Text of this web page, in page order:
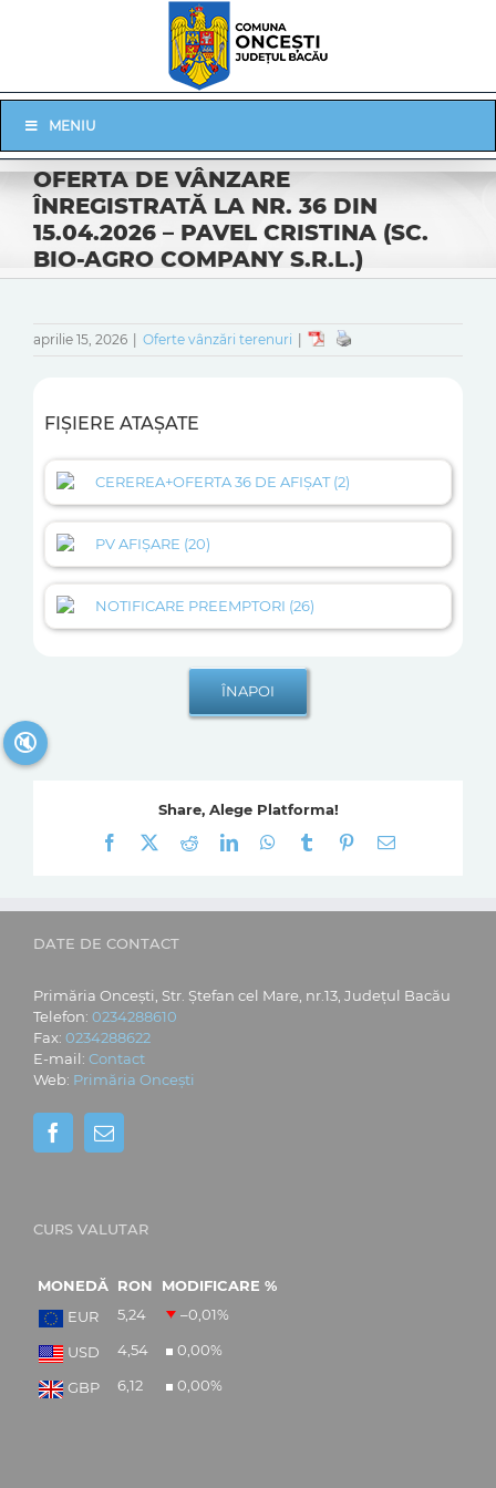
Navigation
MENIU
OFERTA DE VÂNZARE
ÎNREGISTRATĂ LA NR. 36 DIN
15.04.2026 – PAVEL CRISTINA (SC.
BIO-AGRO COMPANY S.R.L.)
aprilie 15, 2026 Oferte vânzări terenuri
FIȘIERE ATAȘATE
CEREREA+OFERTA 36 DE AFIȘAT (2)
PV AFIȘARE (20)
NOTIFICARE PREEMPTORI (26)
Share, Alege Platforma!
Facebook
RedditLinkedInWhatsApp
Tumblr Pinterest
E-
DATE DE CONTACT
Primăria Oncești, Str. Ștefan cel Mare, nr.13, Județul Bacău
Telefon: 0234288610
Fax: 0234288622
E-mail: Contact
Web: Primăria Oncești
CURS VALUTAR
MONEDĂ RON
MODIFICARE %
EUR
5,24 –0,01%
USD 4,54 0,00%
GBP 6,12 0,00%
🔇